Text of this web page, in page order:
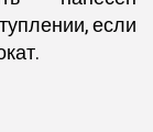
если